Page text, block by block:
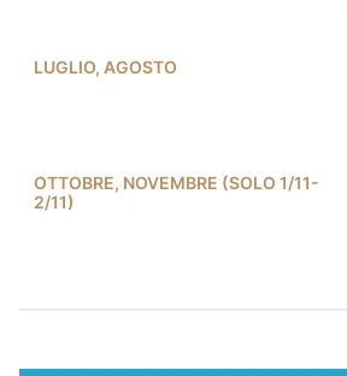
LUGLIO, AGOSTO
OTTOBRE, NOVEMBRE (SOLO 1/11-
2/11)